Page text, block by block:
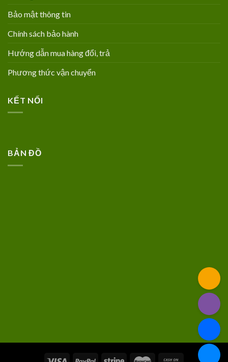
Bảo mật thông tin
Chính sách bảo hành
Hướng dẫn mua hàng đổi, trả
Phương thức vận chuyển
KẾT NỐI
BẢN ĐỒ